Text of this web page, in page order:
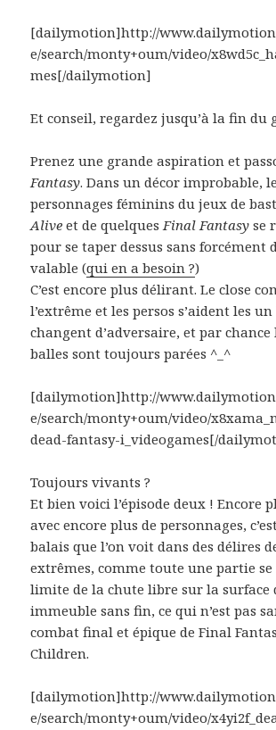
[dailymotion]http://
e/search/monty+oum/video/
mes[/dailymotion]
Et conseil, regardez jusqu’à la fin du
Prenez une grande aspiration et
Fantasy. Dans un décor improbable,
personnages féminins du jeux de
Alive et de quelquesFinal Fantasy se
pour se taper dessus sans forcément
valable (qui en a besoin ?)
C’est encore plus délirant. Le close
l’extrême et les persos s’aident les
changent d’adversaire, et par chance
balles sont toujours parées ^_^
[dailymotion]http://
e/search/monty+oum/video/
dead-fantasy-i_videogames[/
Toujours vivants ?
Et bien voici l’épisode deux ! Encore
avec encore plus de personnages,
balais que l’on voit dans des délires
extrêmes, comme toute une partie
limite de la chute libre sur la surface
immeuble sans fin, ce qui n’est pas
combat final et épique de Final
Children.
[dailymotion]http://
e/search/monty+oum/video/